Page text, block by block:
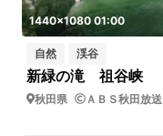
1440x1080 01:00
自然 渓谷
新緑の滝 祖谷峡
秋田県 ＡＢＳ秋田放送